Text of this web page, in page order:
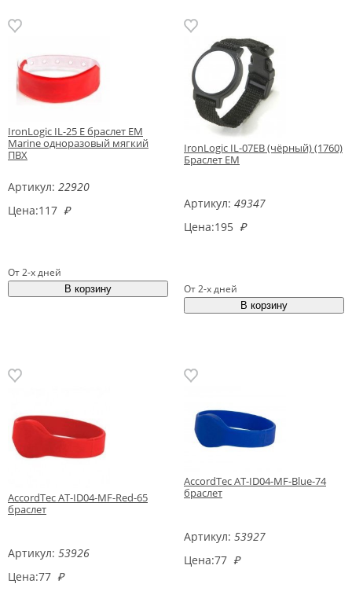
IronLogic IL-25 E браслет EM
Marine одноразовый мягкий
ПВХ
Артикул: 22920
Цена:117 ₽
От 2-х дней
IronLogic IL-07EB (чёрный) (1760)
Браслет EM
Артикул: 49347
Цена:195 ₽
От 2-х дней
AccordTec AT-ID04-MF-Red-65
браслет
Артикул: 53926
Цена:77 ₽
AccordTec AT-ID04-MF-Blue-74
браслет
Артикул: 53927
Цена:77 ₽